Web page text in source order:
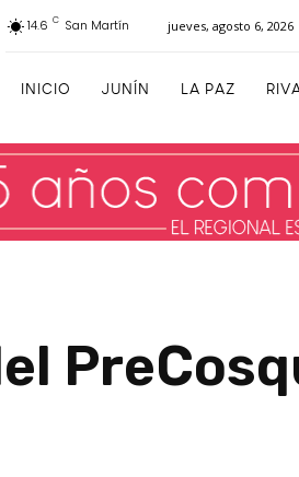
14.6 C San Martín jueves, agosto 6, 2026
INICIO JUNÍN LA PAZ